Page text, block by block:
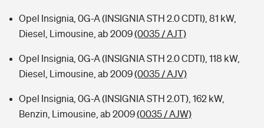
Opel Insignia, 0G-A (INSIGNIA STH 2.0 CDTI), 81 kW,
Diesel, Limousine, ab 2009(0035 / AJT)
Opel Insignia, 0G-A (INSIGNIA STH 2.0 CDTI), 118 kW,
Diesel, Limousine, ab 2009(0035 / AJV)
Opel Insignia, 0G-A (INSIGNIA STH 2.0T), 162 kW,
Benzin, Limousine, ab 2009(0035 / AJW)